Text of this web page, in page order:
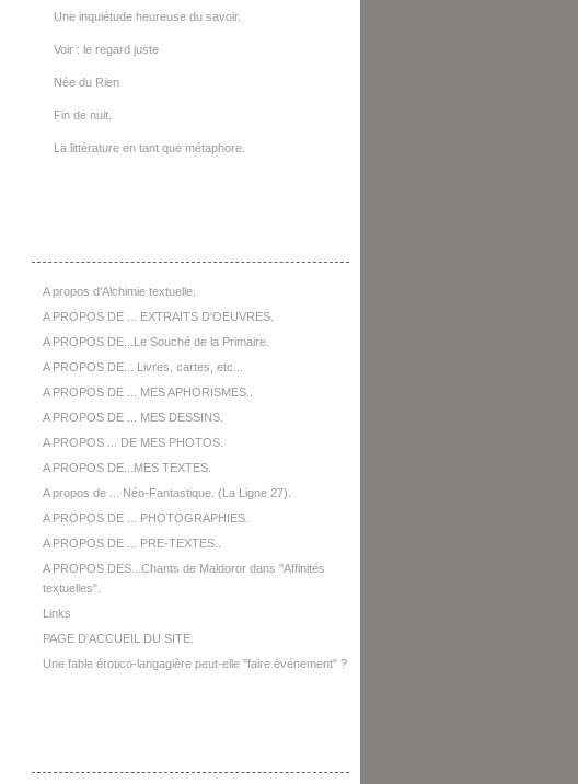
Une inquiétude heureuse du savoir.
Voir : le regard juste
Née du Rien
Fin de nuit.
La littérature en tant que métaphore.
A propos d'Alchimie textuelle.
A PROPOS DE ... EXTRAITS D'OEUVRES.
A PROPOS DE...Le Souché de la Primaire.
A PROPOS DE... Livres, cartes, etc...
A PROPOS DE ... MES APHORISMES..
A PROPOS DE ... MES DESSINS.
A PROPOS ... DE MES PHOTOS.
A PROPOS DE...MES TEXTES.
A propos de ... Néo-Fantastique. (La Ligne 27).
A PROPOS DE ... PHOTOGRAPHIES.
A PROPOS DE ... PRE-TEXTES..
A PROPOS DES...Chants de Maldoror dans "Affinités
textuelles".
Links
PAGE D'ACCUEIL DU SITE.
Une fable érotico-langagière peut-elle "faire événement" ?